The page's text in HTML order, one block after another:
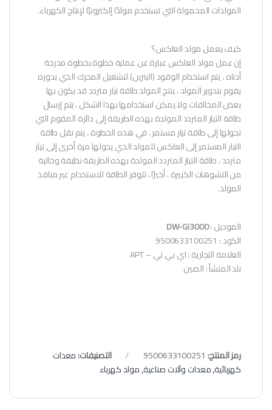
المولدات المحمولة التي تستخدم مولدًا إلكترونيًا لإنتاج الكهرباء.
كيف يعمل مولد العاكس؟
إن عمل مولد العاكس عبارة عن عملية خطوة بخطوة مدرجة
أدناه ، يتم استخدام الوقود (البنزين) لتشغيل المحرك الذي بدوره
يقوم بتدوير المولد ، ينتج المولد طاقة تيار متردد قد يكون بها
بعض المخالفات ولا يمكن استخدامها بهذا الشكل ، يتم إرسال
طاقة التيار المتردد المولدة بهذه الطريقة إلى دائرة المقوم التي
تحولها إلى طاقة تيار مستمر ، في هذه الخطوة ، يتم نقل طاقة
التيار المستمر إلى العاكس للمولد الذي يحولها مرة أخرى إلى تيار
متردد ، طاقة التيار المتردد المولدة بهذه الطريقة نظيفة وخالية
من التشوهات الكبيرة ، أخيرًا ، تتوفر الطاقة للاستخدام عبر منافذ
المولد.
الموديل :DW-Gi3000
الكود : 9500633100251
العلامة التجارية : اي بي تي – APT
بلد المنشأ : الصين
رمز المنتج: 9500633100251 التصنيفات:معدات
كهربائية,معدات وآلات صناعية,مولد كهرباء